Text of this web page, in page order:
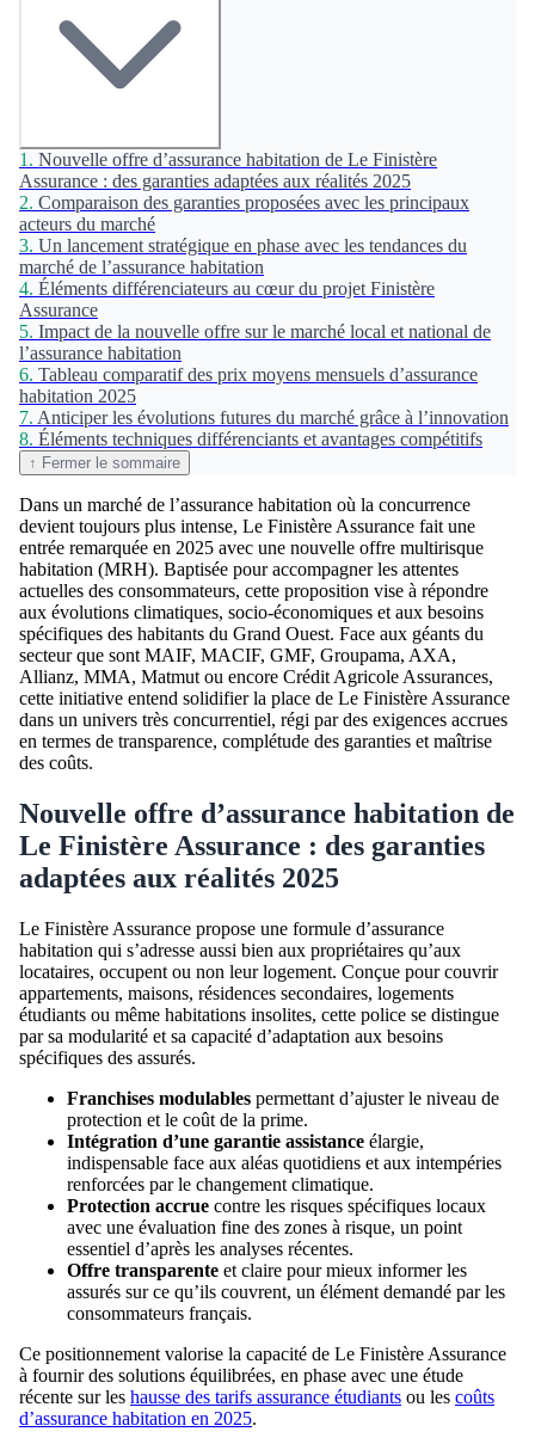
1. Nouvelle offre d’assurance habitation de Le Finistère
Assurance : des garanties adaptées aux réalités 2025
2. Comparaison des garanties proposées avec les principaux
acteurs du marché
3. Un lancement stratégique en phase avec les tendances du
marché de l’assurance habitation
4. Éléments différenciateurs au cœur du projet Finistère
Assurance
5. Impact de la nouvelle offre sur le marché local et national de
l’assurance habitation
6. Tableau comparatif des prix moyens mensuels d’assurance
habitation 2025
7. Anticiper les évolutions futures du marché grâce à l’innovation
8. Éléments techniques différenciants et avantages compétitifs
↑ Fermer le sommaire
Dans un marché de l’assurance habitation où la concurrence
devient toujours plus intense, Le Finistère Assurance fait une
entrée remarquée en 2025 avec une nouvelle offre multirisque
habitation (MRH). Baptisée pour accompagner les attentes
actuelles des consommateurs, cette proposition vise à répondre
aux évolutions climatiques, socio-économiques et aux besoins
spécifiques des habitants du Grand Ouest. Face aux géants du
secteur que sont MAIF, MACIF, GMF, Groupama, AXA,
Allianz, MMA, Matmut ou encore Crédit Agricole Assurances,
cette initiative entend solidifier la place de Le Finistère Assurance
dans un univers très concurrentiel, régi par des exigences accrues
en termes de transparence, complétude des garanties et maîtrise
des coûts.
Nouvelle offre d’assurance habitation de
Le Finistère Assurance : des garanties
adaptées aux réalités 2025
Le Finistère Assurance propose une formule d’assurance
habitation qui s’adresse aussi bien aux propriétaires qu’aux
locataires, occupent ou non leur logement. Conçue pour couvrir
appartements, maisons, résidences secondaires, logements
étudiants ou même habitations insolites, cette police se distingue
par sa modularité et sa capacité d’adaptation aux besoins
spécifiques des assurés.
Franchises modulables permettant d’ajuster le niveau de
protection et le coût de la prime.
Intégration d’une garantie assistance élargie,
indispensable face aux aléas quotidiens et aux intempéries
renforcées par le changement climatique.
Protection accrue contre les risques spécifiques locaux
avec une évaluation fine des zones à risque, un point
essentiel d’après les analyses récentes.
Offre transparente et claire pour mieux informer les
assurés sur ce qu’ils couvrent, un élément demandé par les
consommateurs français.
Ce positionnement valorise la capacité de Le Finistère Assurance
à fournir des solutions équilibrées, en phase avec une étude
récente sur les hausse des tarifs assurance étudiants ou les coûts
d’assurance habitation en 2025.